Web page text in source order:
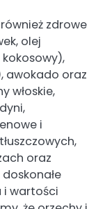
zdrowe
olej
kokosowy),
awokado oraz
włoskie,
i
oraz
i wartości